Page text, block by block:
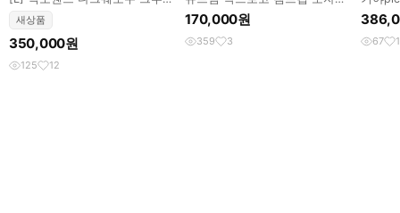
스웨트 블랙
새상품
350,000원
125 12
21FW 왁스드 코튼 블랙
170,000원
359 3
디카
67